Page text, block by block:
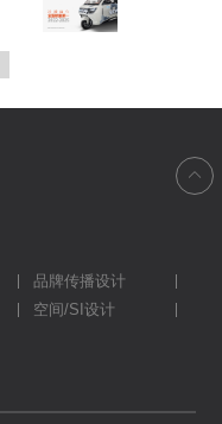
品牌传播设计
空间/SI设计
